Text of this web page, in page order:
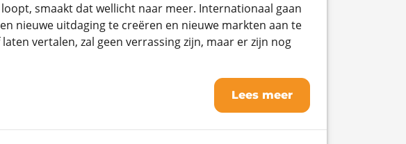
smaakt dat wellicht naar meer. Internationaal gaan
nieuwe uitdaging te creëren en nieuwe markten aan te
vertalen, zal geen verrassing zijn, maar er zijn nog
Lees meer